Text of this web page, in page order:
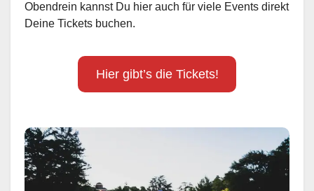
Obendrein kannst Du hier auch für viele Events direkt
Deine Tickets buchen.
Hier gibt’s die Tickets!